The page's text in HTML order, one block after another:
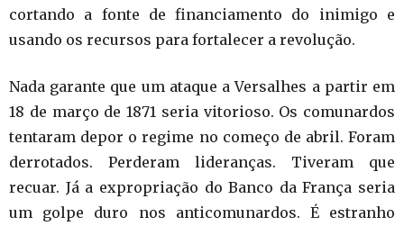
cortando a fonte de financiamento do inimigo e
usando os recursos para fortalecer a revolução.
Nada garante que um ataque a Versalhes a partir em
18 de março de 1871 seria vitorioso. Os comunardos
tentaram depor o regime no começo de abril. Foram
derrotados. Perderam lideranças. Tiveram que
recuar. Já a expropriação do Banco da França seria
um golpe duro nos anticomunardos. É estranho